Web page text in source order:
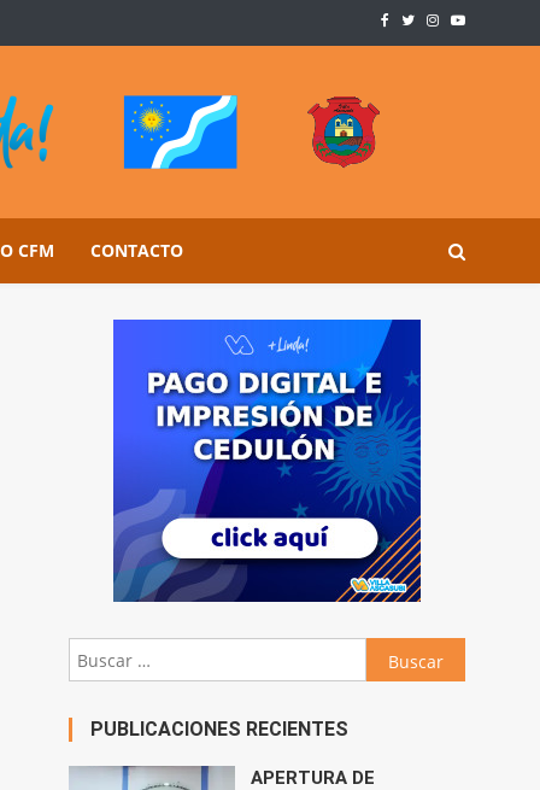
CFM CONTACTO
Buscar:
PUBLICACIONES RECIENTES
APERTURA DE